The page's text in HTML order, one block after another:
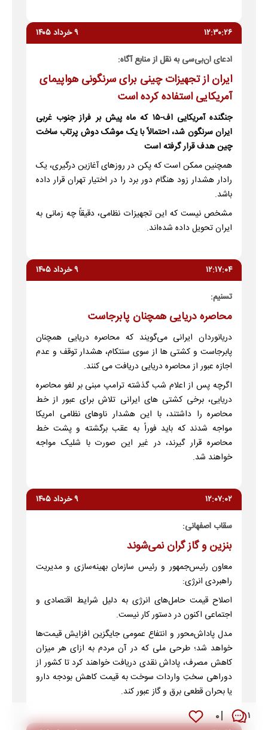
۱ ۰
۱۲:۳۰:۲۶ ۹ خرداد ۱۴۰۵
ادعای ان‌بی‌سی به نقل از منابع آگاه:
ایران از تجهیزات چینی برای سرنگونی هواپیمای
آمریکایی استفاده کرده است
جنگنده آمریکایی اف-۱۵ که ماه پیش بر فراز جنوب غربی
ایران سرنگون شد، احتمالاً با یک موشک دوش پرتاب ساخت
چین هدف قرار گرفته است
همچنین ممکن است که پکن در روز‌های آغازین درگیری، یک
رادار هشدار زود هنگام دور برد را در اختیار تهران قرار داده
باشد.
مشخص نیست که این تجهیزات نظامی، دقیقاً چه زمانی به
ایران تحویل داده شده‌اند.
۱۲:۱۷:۰۴ ۹ خرداد ۱۴۰۵
تسنیم:
محاصره دریایی همچنان پابرجاست
دریانوردان ایرانی می‌گویند که محاصره دریایی همچنان
پابرجاست و کشتی ها از سوی سنتکام، هشدار توقف و عدم
اجازه عبور از محاصره دریایی دریافت می کنند.
اگرچه پس از اعلام شب گذشته ترامپ مبنی بر لغو محاصره
دریایی، برخی کشتی های ایرانی تلاش برای عبور از خط
محاصره را داشتند، با این هشدار ناوهای نظامی امریکا
مواجه شدند که باید فوراً به عقب برگشته و پشت خط
محاصره قرار گیرند، در غیر این صورت با شلیک مواجه
خواهند شد.
۱۲:۰۷:۰۲ ۹ خرداد ۱۴۰۵
سقاب اصفهانی:
بنزین و گاز گران نمی‌شوند
معاون رئیس‌جمهور و رئیس سازمان بهینه‌سازی و مدیریت
راهبردی انرژی:
اصلاح قیمت حامل‌های انرژی به دلیل شرایط اقتصادی و
اجتماعی اکنون در دستور کار نیست.
مدل پاداش‌محور و انتفاع عمومی جایگزین افزایش قیمت‌ها
خواهد شد؛ طرحی ملی که در آن مردم به ازای هر میزان
کاهش مصرف، پاداش نقدی دریافت خواهند کرد تا کشور از
دوراهی سختِ واردات سوخت به قیمت کاهش بودجه دارو
یا بحران قطعی برق و گاز عبور کند.